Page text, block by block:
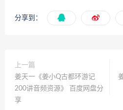
分享到：
上一篇
姜天一《姜小Q古都环游记
200讲音频资源》 百度网盘分
享